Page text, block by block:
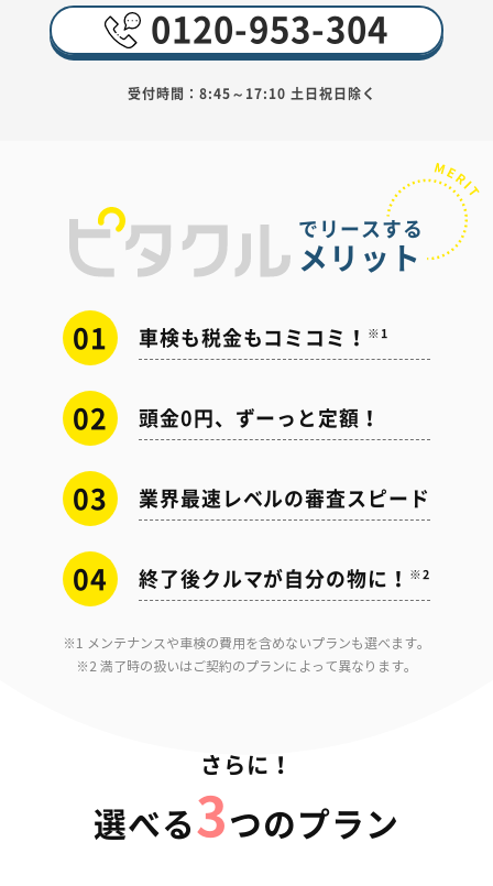
0120-953-304
受付時間：8:45～17:10 土日祝日除く
でリースする
メリット
01 車検も税金もコミコミ！ ※1
02 頭金0円、ずーっと定額！
03 業界最速レベルの審査スピード
04 終了後クルマが自分の物に！ ※2
※1 メンテナンスや車検の費用を含めないプランも選べます。
※2 満了時の扱いはご契約のプランによって異なります。
さらに！
選べる 3 つのプラン